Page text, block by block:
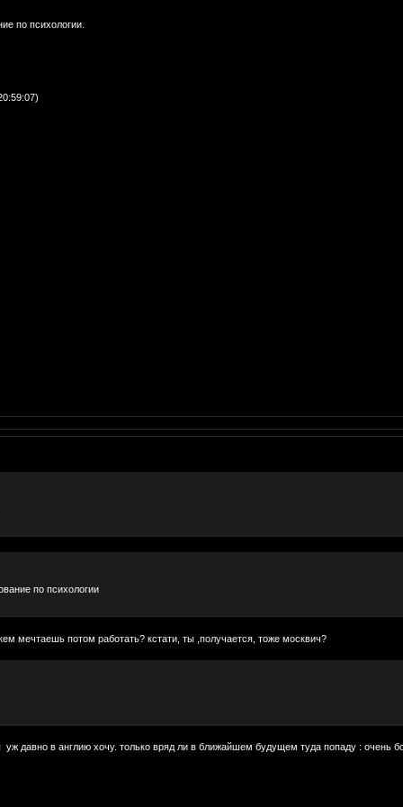
по психологии.
по психологии
мечтаешь потом работать? кстати, ты ,получается, тоже москвич?
давно в англию хочу. только вряд ли в ближайшем будущем туда попаду : очень